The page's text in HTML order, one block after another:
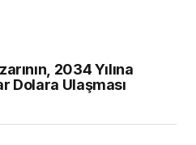
2034 Yılına
Dolara Ulaşması